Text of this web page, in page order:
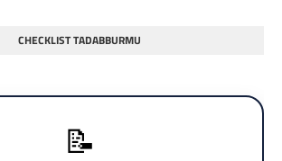
CHECKLIST TADABBURMU
📝